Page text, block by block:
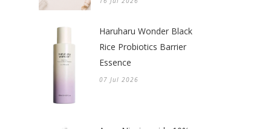
Haruharu Wonder Black
Rice Probiotics Barrier
Essence
07 Jul 2026